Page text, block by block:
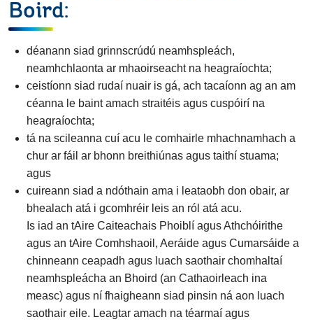
Boird:
déanann siad grinnscrúdú neamhspleách,
neamhchlaonta ar mhaoirseacht na heagraíochta;
ceistíonn siad rudaí nuair is gá, ach tacaíonn ag an am
céanna le baint amach straitéis agus cuspóirí na
heagraíochta;
tá na scileanna cuí acu le comhairle mhachnamhach a
chur ar fáil ar bhonn breithiúnas agus taithí stuama;
agus
cuireann siad a ndóthain ama i leataobh don obair, ar
bhealach atá i gcomhréir leis an ról atá acu.
Is iad an tAire Caiteachais Phoiblí agus Athchóirithe
agus an tAire Comhshaoil, Aeráide agus Cumarsáide a
chinneann ceapadh agus luach saothair chomhaltaí
neamhspleácha an Bhoird (an Cathaoirleach ina
measc) agus ní fhaigheann siad pinsin ná aon luach
saothair eile. Leagtar amach na téarmaí agus